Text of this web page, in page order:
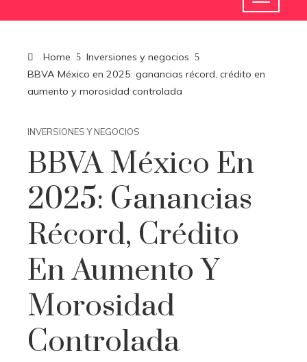
Home
Inversiones y negocios
BBVA México en 2025: ganancias récord, crédito en
aumento y morosidad controlada
INVERSIONES Y NEGOCIOS
BBVA México En
2025: Ganancias
Récord, Crédito
En Aumento Y
Morosidad
Controlada